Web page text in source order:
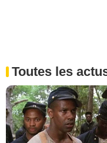
Toutes les